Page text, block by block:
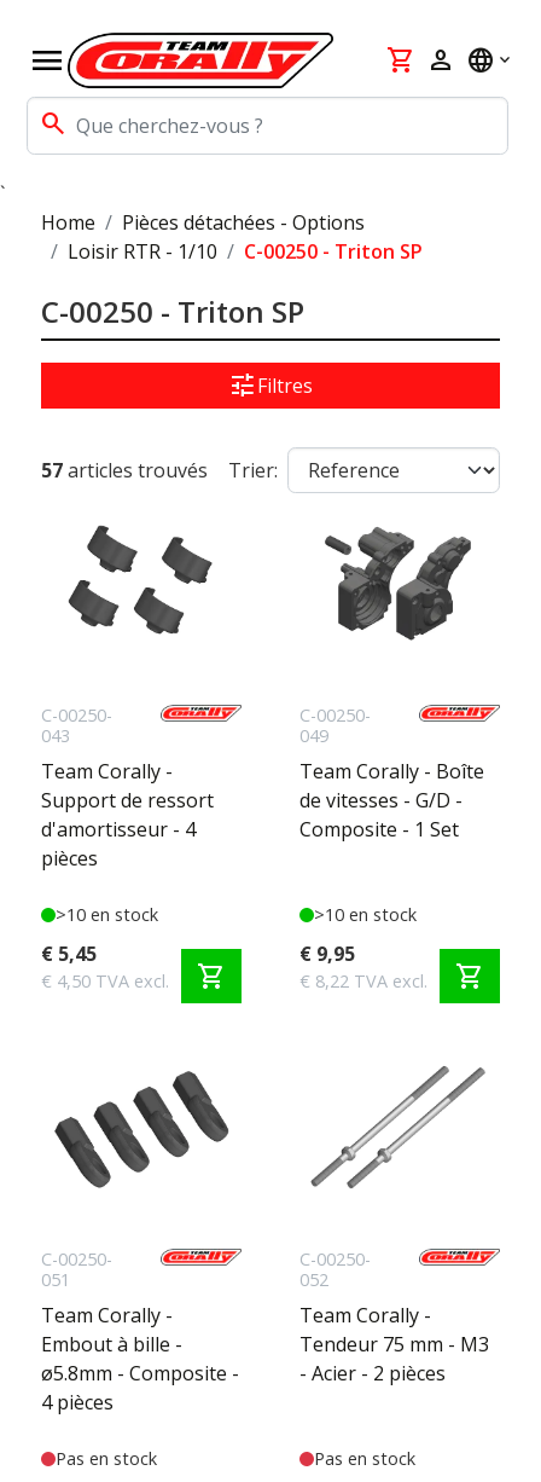
menu
search
shopping_cart person language
`
Home
Pièces détachées - Options
Loisir RTR - 1/10
C-00250 - Triton SP
C-00250 - Triton SP
tuneFiltres
57articles trouvés Trier:
C-00250-
043
Team Corally -
Support de ressort
d'amortisseur - 4
pièces
>10 en stock
€ 5,45
€ 4,50 TVA excl. shopping_cart
C-00250-
049
Team Corally - Boîte
de vitesses - G/D -
Composite - 1 Set
>10 en stock
€ 9,95
€ 8,22 TVA excl. shopping_cart
C-00250-
051
Team Corally -
Embout à bille -
ø5.8mm - Composite -
4 pièces
Pas en stock
C-00250-
052
Team Corally -
Tendeur 75 mm - M3
- Acier - 2 pièces
Pas en stock